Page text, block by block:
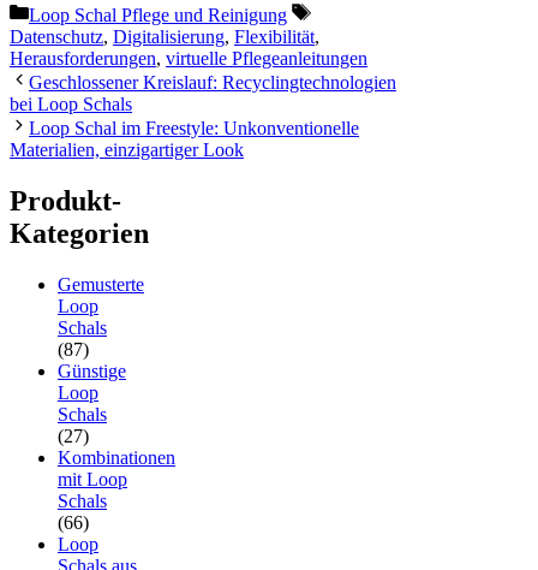
Kategorien
Loop Schal Pflege und Reinigung
Schlagwörter
Datenschutz, Digitalisierung, Flexibilität,
Herausforderungen, virtuelle Pflegeanleitungen
Geschlossener Kreislauf: Recyclingtechnologien
bei Loop Schals
Loop Schal im Freestyle: Unkonventionelle
Materialien, einzigartiger Look
Produkt-
Kategorien
Gemusterte
Loop
Schals
(87)
Günstige
Loop
Schals
(27)
Kombinationen
mit Loop
Schals
(66)
Loop